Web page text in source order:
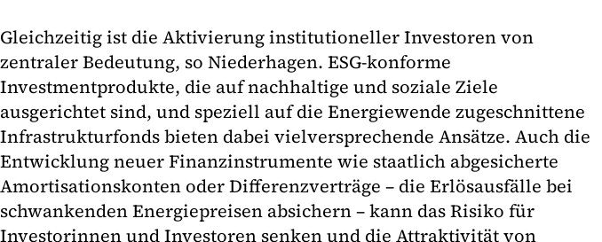
Gleichzeitig ist die Aktivierung institutioneller Investoren von
zentraler Bedeutung, so Niederhagen. ESG-konforme
Investmentprodukte, die auf nachhaltige und soziale Ziele
ausgerichtet sind, und speziell auf die Energiewende zugeschnittene
Infrastrukturfonds bieten dabei vielversprechende Ansätze. Auch die
Entwicklung neuer Finanzinstrumente wie staatlich abgesicherte
Amortisationskonten oder Differenzverträge – die Erlösausfälle bei
schwankenden Energiepreisen absichern – kann das Risiko für
Investorinnen und Investoren senken und die Attraktivität von